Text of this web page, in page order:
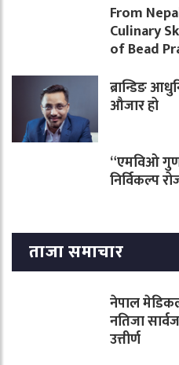
From
Culinary
of Bead
ब्रान्डिङ
औजार हो
“एमविओ
निर्विकल्प
ताजा समाचार
नेपाल
नतिजा
उत्तीर्ण